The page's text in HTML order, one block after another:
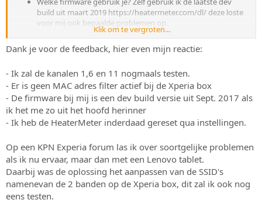
build uit maart 2019 https://heatermeter.com/dl/ deze loste
voor mij ook bepaalde problemen op.
Heb je de heatermeter ook gereset qua instellingen.
Klik om te vergroten...
Dank je voor de feedback, hier even mijn reactie:
- Ik zal de kanalen 1,6 en 11 nogmaals testen.
- Er is geen MAC adres filter actief bij de Xperia box
- De firmware bij mij is een dev build versie uit Sept. 2017 als
ik het me zo uit het hoofd herinner
- Ik heb de HeaterMeter inderdaad gereset qua instellingen.
Op een KPN Experia forum las ik over soortgelijke problemen
als ik nu ervaar, maar dan met een Lenovo tablet.
Daarbij was de oplossing het aanpassen van de SSID's
namenevan de 2 banden op de Xperia box, dit zal ik ook nog
eens testen.